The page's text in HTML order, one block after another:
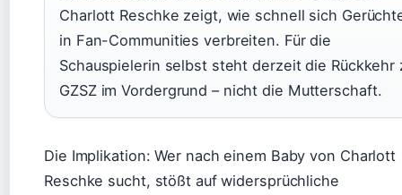
Charlott Reschke zeigt, wie schnell sich
in Fan-Communities verbreiten. Für die
Schauspielerin selbst steht derzeit die Rückkehr
GZSZ im Vordergrund – nicht die Mutterschaft.
Die Implikation: Wer nach einem Baby von Charlott
Reschke sucht, stößt auf widersprüchliche